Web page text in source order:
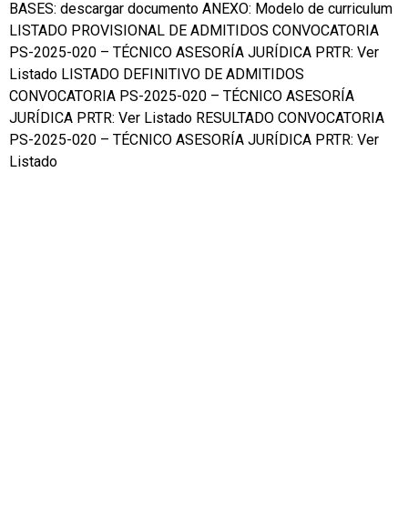
BASES: descargar documento ANEXO: Modelo de curriculum
LISTADO PROVISIONAL DE ADMITIDOS CONVOCATORIA
PS-2025-020 – TÉCNICO ASESORÍA JURÍDICA PRTR: Ver
Listado LISTADO DEFINITIVO DE ADMITIDOS
CONVOCATORIA PS-2025-020 – TÉCNICO ASESORÍA
JURÍDICA PRTR: Ver Listado RESULTADO CONVOCATORIA
PS-2025-020 – TÉCNICO ASESORÍA JURÍDICA PRTR: Ver
Listado